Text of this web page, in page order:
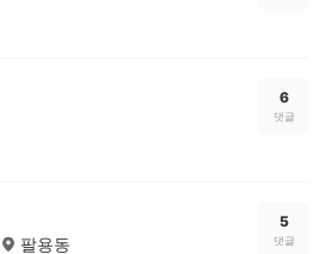
6
댓글
팔용동
5
댓글